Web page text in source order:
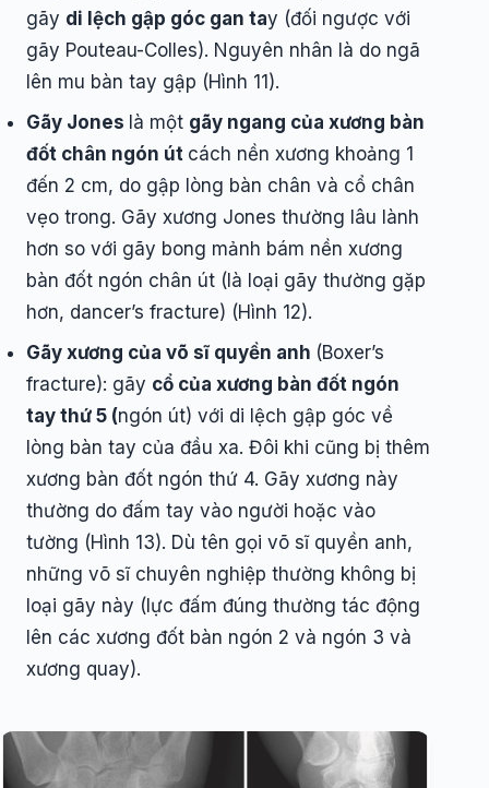
gãy di lệch gập góc gan tay (đối ngược với
gãy Pouteau-Colles). Nguyên nhân là do ngã
lên mu bàn tay gập (Hình 11).
Gãy Jones là một gãy ngang của xương bàn
đốt chân ngón út cách nền xương khoảng 1
đến 2 cm, do gập lòng bàn chân và cổ chân
vẹo trong. Gãy xương Jones thường lâu lành
hơn so với gãy bong mảnh bám nền xương
bàn đốt ngón chân út (là loại gãy thường gặp
hơn, dancer’s fracture) (Hình 12).
Gãy xương của võ sĩ quyền anh (Boxer’s
fracture): gãy cổ của xương bàn đốt ngón
tay thứ 5 (ngón út) với di lệch gập góc về
lòng bàn tay của đầu xa. Đôi khi cũng bị thêm
xương bàn đốt ngón thứ 4. Gãy xương này
thường do đấm tay vào người hoặc vào
tường (Hình 13). Dù tên gọi võ sĩ quyền anh,
những võ sĩ chuyên nghiệp thường không bị
loại gãy này (lực đấm đúng thường tác động
lên các xương đốt bàn ngón 2 và ngón 3 và
xương quay).